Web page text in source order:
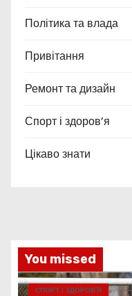
Політика та влада
Привітання
Ремонт та дизайн
Спорт і здоров’я
Цікаво знати
You missed
СПОРТ І ЗДОРОВ’Я